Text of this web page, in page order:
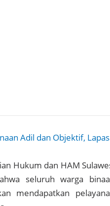
Adil dan Objektif, Lapas
Hukum dan HAM
seluruh warga
mendapatkan